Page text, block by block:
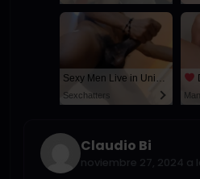
Sexy Men Live in United States
Sexchatters
Claudio Bi
noviembre 27, 2024 a